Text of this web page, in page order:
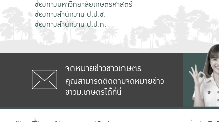
ช่องทางมหาวิทยาลัยเกษตรศาสตร์
ช่องทางสำนักงาน ป.ป.ช.
ช่องทางสำนักงาน ป.ป.ท.
จดหมายข่าวชาวเกษตร
คุณสามารถติดตามจดหมายข่าว
ชาวม.เกษตรได้ที่นี่